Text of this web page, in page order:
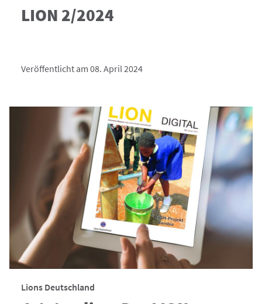
LION 2/2024
Veröffentlicht am 08. April 2024
Lions Deutschland